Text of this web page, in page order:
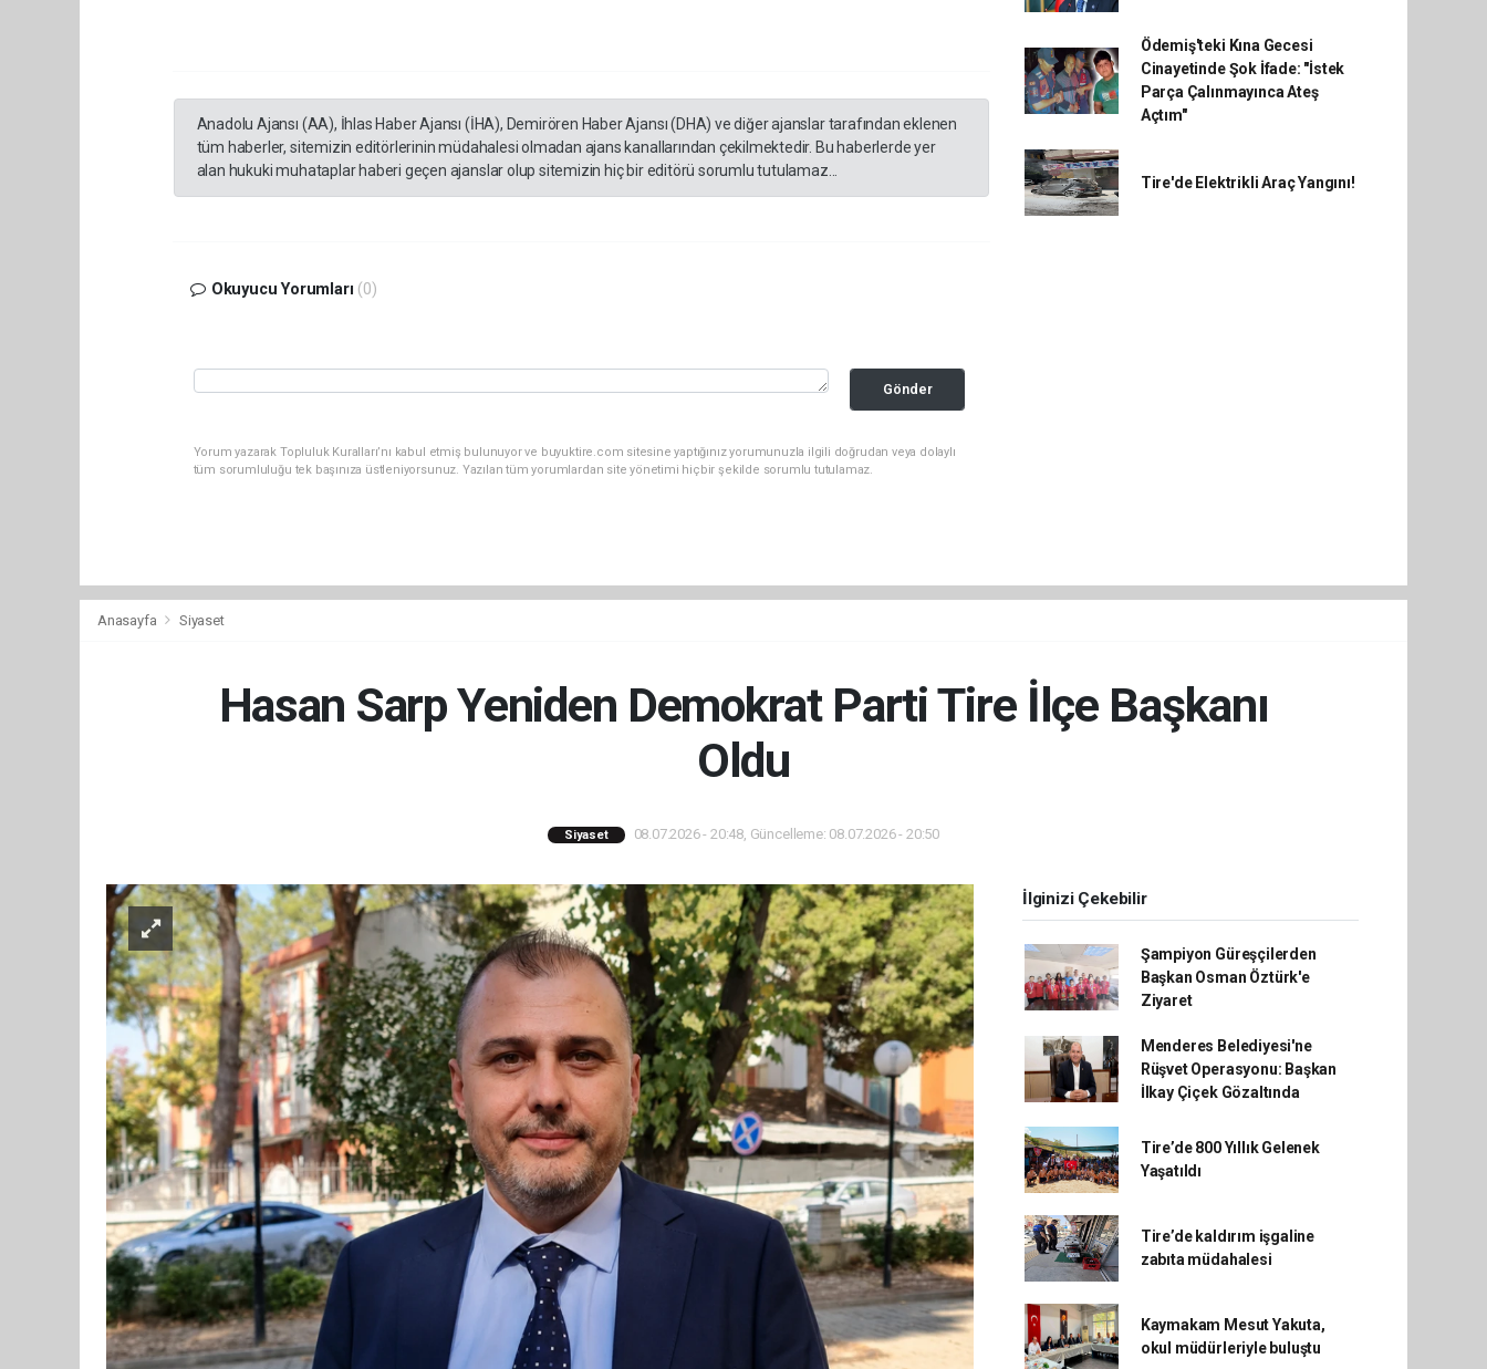
Anadolu Ajansı (AA), İhlas Haber Ajansı (İHA), Demirören Haber Ajansı (DHA) ve diğer ajanslar tarafından eklenen
tüm haberler, sitemizin editörlerinin müdahalesi olmadan ajans kanallarından çekilmektedir. Bu haberlerde yer
alan hukuki muhataplar haberi geçen ajanslar olup sitemizin hiç bir editörü sorumlu tutulamaz...
Okuyucu Yorumları (0)
Gönder
Yorum yazarak Topluluk Kuralları’nı kabul etmiş bulunuyor ve buyuktire.com sitesine yaptığınız yorumunuzla ilgili doğrudan veya dolaylı
tüm sorumluluğu tek başınıza üstleniyorsunuz. Yazılan tüm yorumlardan site yönetimi hiçbir şekilde sorumlu tutulamaz.
Ödemiş'teki Kına Gecesi
Cinayetinde Şok İfade: "İstek
Parça Çalınmayınca Ateş
Açtım"
Tire'de Elektrikli Araç Yangını!
Anasayfa Siyaset
Hasan Sarp Yeniden Demokrat Parti Tire İlçe Başkanı
Oldu
Siyaset 08.07.2026 - 20:48, Güncelleme: 08.07.2026 - 20:50
İlginizi Çekebilir
Şampiyon Güreşçilerden
Başkan Osman Öztürk'e
Ziyaret
Menderes Belediyesi'ne
Rüşvet Operasyonu: Başkan
İlkay Çiçek Gözaltında
Tire’de 800 Yıllık Gelenek
Yaşatıldı
Tire’de kaldırım işgaline
zabıta müdahalesi
Kaymakam Mesut Yakuta,
okul müdürleriyle buluştu